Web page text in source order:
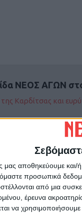
μας αποθηκεύουμε
προσωπικά
από μια
έρευνα
να
ΝΕΟΣ ΑΓΩΝ
της Καρδίτσας και
Ξεκινά τη